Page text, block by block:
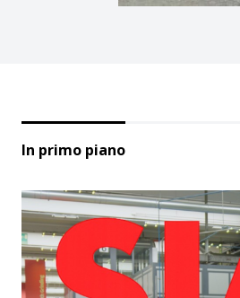
In primo piano